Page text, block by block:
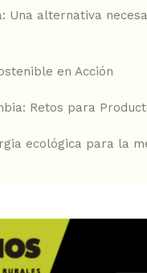
Una alternativa
en Acción
Retos para
ecológica para la